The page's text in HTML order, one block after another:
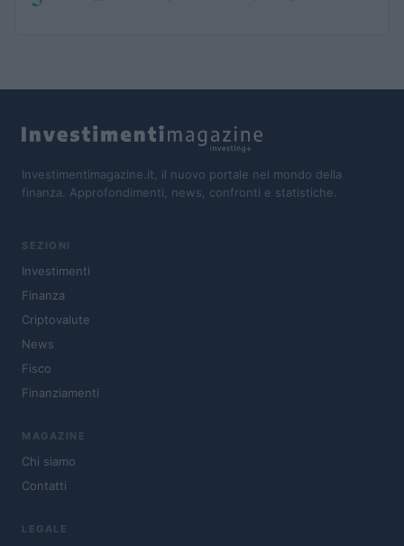
Investimentimagazine.it, il nuovo portale nel mondo della
finanza. Approfondimenti, news, confronti e statistiche.
SEZIONI
Investimenti
Finanza
Criptovalute
News
Fisco
Finanziamenti
MAGAZINE
Chi siamo
Contatti
LEGALE